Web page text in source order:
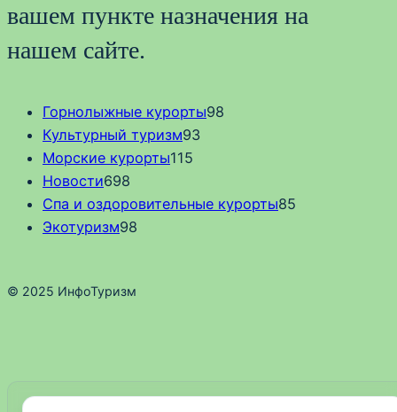
вашем пункте назначения на
нашем сайте.
Горнолыжные курорты98
Культурный туризм93
Морские курорты115
Новости698
Спа и оздоровительные курорты85
Экотуризм98
© 2025 ИнфоТуризм